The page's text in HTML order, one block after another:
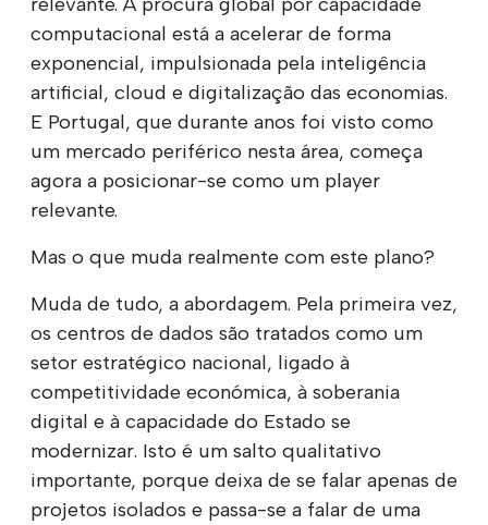
computacional está a acelerar de forma
exponencial, impulsionada pela inteligência
artificial, cloud e digitalização das economias.
E Portugal, que durante anos foi visto como
um mercado periférico nesta área, começa
agora a posicionar-se como um player
relevante.
Mas o que muda realmente com este plano?
Muda de tudo, a abordagem. Pela primeira vez,
os centros de dados são tratados como um
setor estratégico nacional, ligado à
competitividade económica, à soberania
digital e à capacidade do Estado se
modernizar. Isto é um salto qualitativo
importante, porque deixa de se falar apenas de
projetos isolados e passa-se a falar de uma